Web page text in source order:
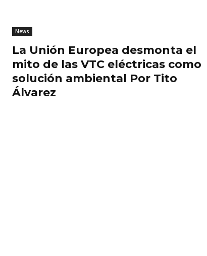
News
La Unión Europea desmonta el
mito de las VTC eléctricas como
solución ambiental Por Tito
Álvarez